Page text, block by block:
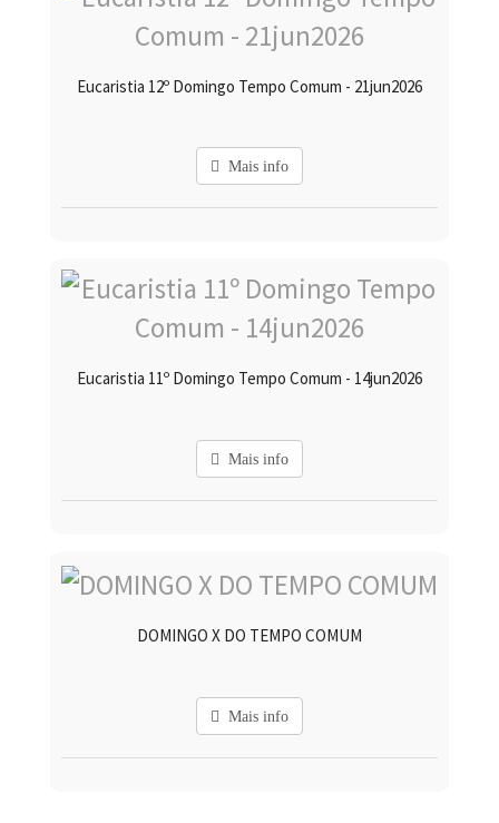
Eucaristia 12º Domingo Tempo Comum - 21jun2026
Mais info
Eucaristia 11º Domingo Tempo Comum - 14jun2026
Mais info
DOMINGO X DO TEMPO COMUM
Mais info